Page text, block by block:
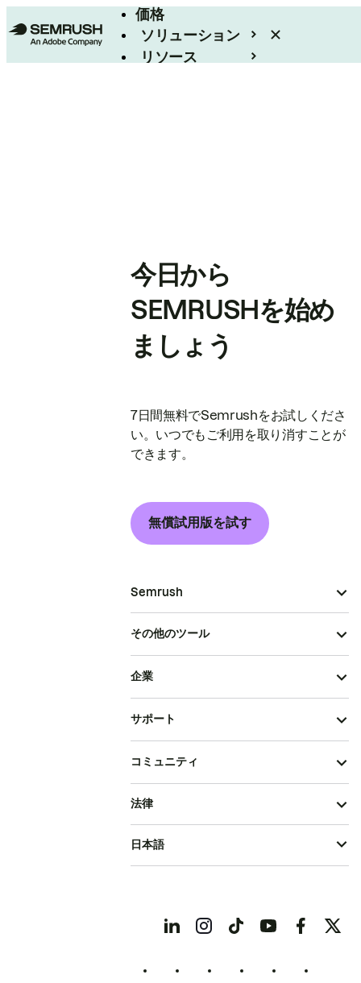
価格
ソリューション
リソース
今日から
SEMRUSHを始め
ましょう
7日間無料でSemrushをお試しくださ
い。いつでもご利用を取り消すことが
できます。
無償試用版を試す
Semrush
その他のツール
企業
サポート
コミュニティ
法律
日本語